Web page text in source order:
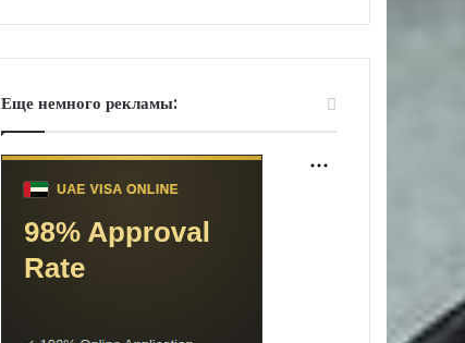
Еще немного рекламы: